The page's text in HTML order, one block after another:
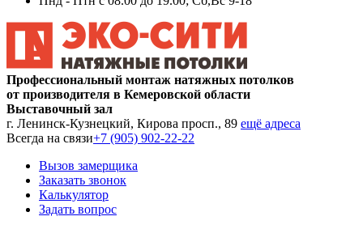
Профессиональный монтаж натяжных потолков
от производителя в Кемеровской области
Выставочный зал
г. Ленинск-Кузнецкий, Кирова просп., 89 ещё адреса
Всегда на связи+7 (905) 902-22-22
Вызов замерщика
Заказать звонок
Калькулятор
Задать вопрос